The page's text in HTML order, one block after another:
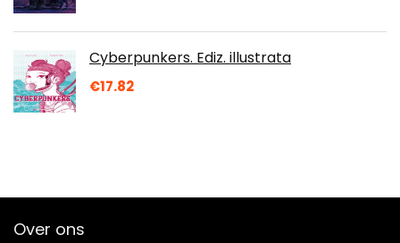
Cyberpunkers. Ediz. illustrata
€17.82
Over ons